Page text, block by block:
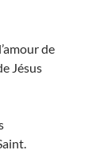
de
Jésus